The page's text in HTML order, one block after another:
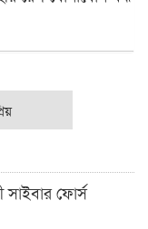
সাইবার ফোর্স